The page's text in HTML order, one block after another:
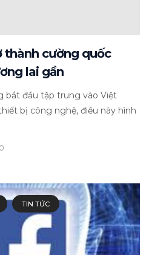
cường quốc
lai gần
bắt đầu tập trung vào Việt
bị công nghệ, điều này hình
TIN TỨC